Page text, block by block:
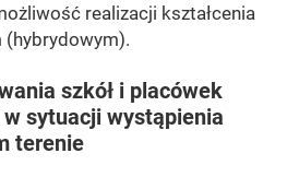
realizacji kształcenia
(hybrydowym).
szkół i placówek
sytuacji wystąpienia
terenie